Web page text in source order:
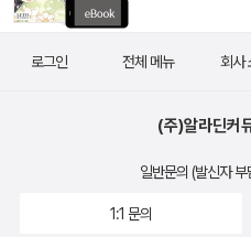
로그인 전체 메뉴 회사
(주)알라딘커
일반문의 (발신자 부
1:1 문의